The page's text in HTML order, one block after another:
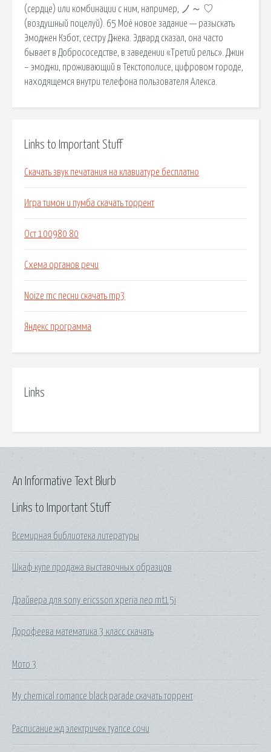
(сердце) или комбинации с ним, например, ノ～ ♡
(воздушный поцелуй). 65 Моё новое задание — разыскать
Эмоджен Кэбот, сестру Джека. Эдвард сказал, она часто
бывает в Добрососедстве, в заведении «Третий рельс». Джин
– эмоджи, проживающий в Текстополисе, цифровом городе,
находящемся внутри телефона пользователя Алекса.
Links to Important Stuff
Скачать звук печатания на клавиатуре бесплатно
Игра тимон и пумба скачать торрент
Ост 100980 80
Схема органов речи
Noize mc песни скачать mp3
Яндекс программа
Links
Links to Important Stuff
Всемирная библиотека литературы
Шкаф купе продажа выставочных образцов
Драйвера для sony ericsson xperia neo mt15i
Дорофеева математика 3 класс скачать
Мото 3
My chemical romance black parade скачать торрент
Расписание жд электричек туапсе сочи
An Informative Text Blurb